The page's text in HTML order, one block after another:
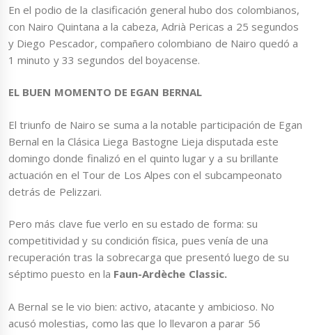
En el podio de la clasificación general hubo dos colombianos,
con Nairo Quintana a la cabeza, Adrià Pericas a 25 segundos
y Diego Pescador, compañero colombiano de Nairo quedó a
1 minuto y 33 segundos del boyacense.
EL BUEN MOMENTO DE EGAN BERNAL
El triunfo de Nairo se suma a la notable participación de Egan
Bernal en la Clásica Liega Bastogne Lieja disputada este
domingo donde finalizó en el quinto lugar y a su brillante
actuación en el Tour de Los Alpes con el subcampeonato
detrás de Pelizzari.
Pero más clave fue verlo en su estado de forma: su
competitividad y su condición física, pues venía de una
recuperación tras la sobrecarga que presentó luego de su
séptimo puesto en la Faun-Ardèche Classic.
A Bernal se le vio bien: activo, atacante y ambicioso. No
acusó molestias, como las que lo llevaron a parar 56